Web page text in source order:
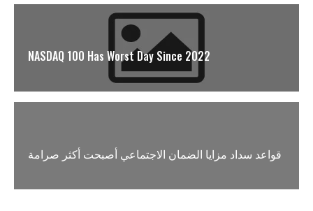
NASDAQ 100 Has Worst Day Since 2022
قواعد سداد مزايا الضمان الاجتماعي أصبحت أكثر صرامة